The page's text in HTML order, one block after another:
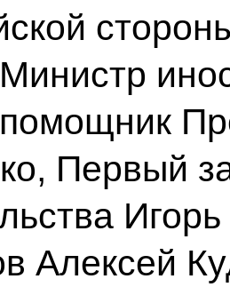
Первый
Алексей